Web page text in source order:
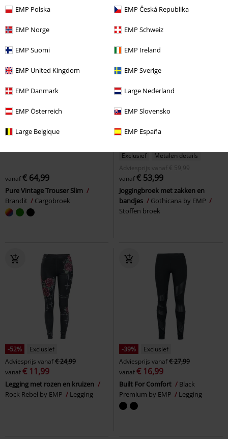
EMP Polska EMP Česká Republika
EMP Norge EMP Schweiz
EMP Suomi EMP Ireland
EMP United Kingdom EMP Sverige
EMP Danmark Large Nederland
EMP Österreich EMP Slovensko
Large Belgique EMP España
Brandit
Cargobroek
broek
vanaf€ 64,99
Pure Vintage Trouser Slim
Brandit
Cargobroek
Exclusief
Metalen details
Adviesprijs
vanaf € 59,99
vanaf€ 53,99
Joggingbroek met zakken en
bandjes
Gothicana by EMP
Stoffen broek
-52%
Exclusief
Adviesprijs vanaf€ 24,99
vanaf€ 11,99
Legging met rozen en kruizen
Rock Rebel by EMP
Legging
-39%
Exclusief
Adviesprijs vanaf€ 27,99
vanaf€ 16,99
Built For Comfort
Black
Premium by EMP
Legging